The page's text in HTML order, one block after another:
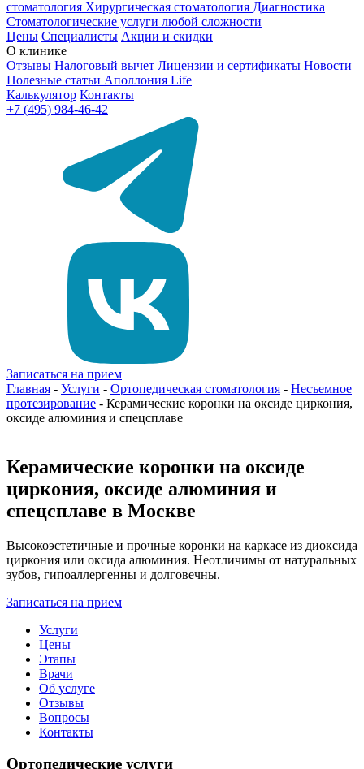
стоматология Хирургическая стоматология Диагностика
Стоматологические услуги любой сложности
Цены Специалисты Акции и скидки
О клинике
Отзывы Налоговый вычет Лицензии и сертификаты Новости
Полезные статьи Аполлония Life
Калькулятор Контакты
+7 (495) 984-46-42
Записаться на прием
Главная - Услуги - Ортопедическая стоматология - Несъемное
протезирование - Керамические коронки на оксиде циркония,
оксиде алюминия и спецсплаве
Керамические коронки на оксиде
циркония, оксиде алюминия и
спецсплаве в Москве
Высокоэстетичные и прочные коронки на каркасе из диоксида
циркония или оксида алюминия. Неотличимы от натуральных
зубов, гипоаллергенны и долговечны.
Записаться на прием
Услуги
Цены
Этапы
Врачи
Об услуге
Отзывы
Вопросы
Контакты
Ортопедические услуги